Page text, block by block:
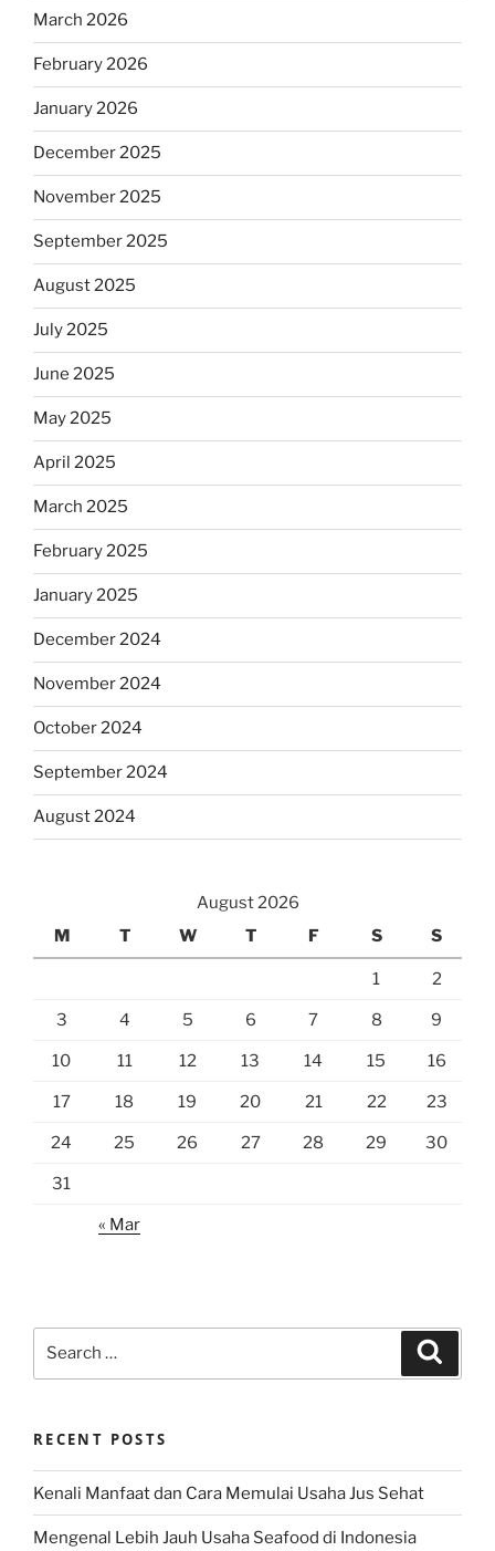
March 2026
February 2026
January 2026
December 2025
November 2025
September 2025
August 2025
July 2025
June 2025
May 2025
April 2025
March 2025
February 2025
January 2025
December 2024
November 2024
October 2024
September 2024
August 2024
August 2026
M
T W T F S S
1 2
3 4 5 6 7 8 9
10 11 12 13 14 15 16
17 18 19 20 21 22 23
24 25 26 27 28 29 30
31
« Mar
RECENT POSTS
Kenali Manfaat dan Cara Memulai Usaha Jus Sehat
Mengenal Lebih Jauh Usaha Seafood di Indonesia